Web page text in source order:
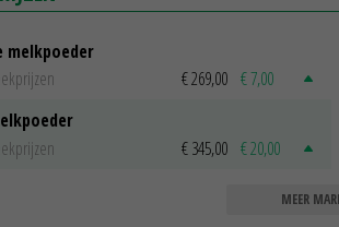
melkpoeder
€ 269,00 € 7,00
€ 345,00 € 20,00
MEER